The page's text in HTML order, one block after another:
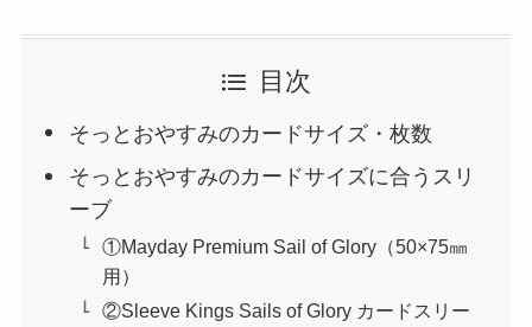
目次
そっとおやすみのカードサイズ・枚数
そっとおやすみのカードサイズに合うスリ
ーブ
①Mayday Premium Sail of Glory（50×75㎜
用）
②Sleeve Kings Sails of Glory カードスリー